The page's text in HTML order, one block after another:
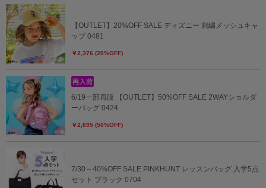
【OUTLET】20%OFF SALE ディズニー 刺繍メッシュキャ
ップ 0481
￥2,376 (20%OFF)
6/19一部再販 【OUTLET】50%OFF SALE 2WAYショルダ
ーバッグ 0424
￥2,695 (50%OFF)
7/30～40%OFF SALE PINKHUNT レッスンバッグ 入学5点
セット ブラック 0704